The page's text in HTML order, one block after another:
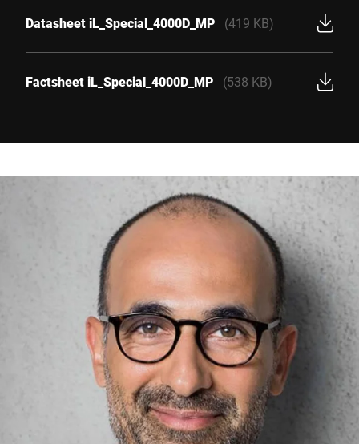
Datasheet iL_Special_4000D_MP (419 KB)
Factsheet iL_Special_4000D_MP (538 KB)